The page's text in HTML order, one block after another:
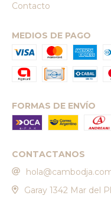
Contacto
MEDIOS DE PAGO
FORMAS DE ENVÍO
CONTACTANOS
Garay 1342 Mar del